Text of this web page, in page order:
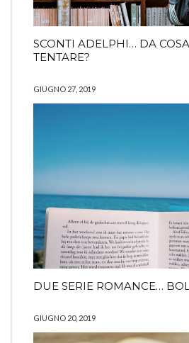
SCONTI ADELPHI… DA
TENTARE?
GIUGNO 27, 2019
DUE SERIE ROMANCE…
GIUGNO 20, 2019